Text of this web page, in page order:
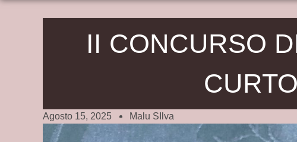
II CONCURSO
Agosto 15, 2025 Malu SIlva